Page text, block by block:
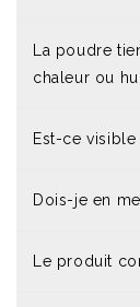
La poudre
chaleur ou
Est-ce
Dois-je en
Le produit